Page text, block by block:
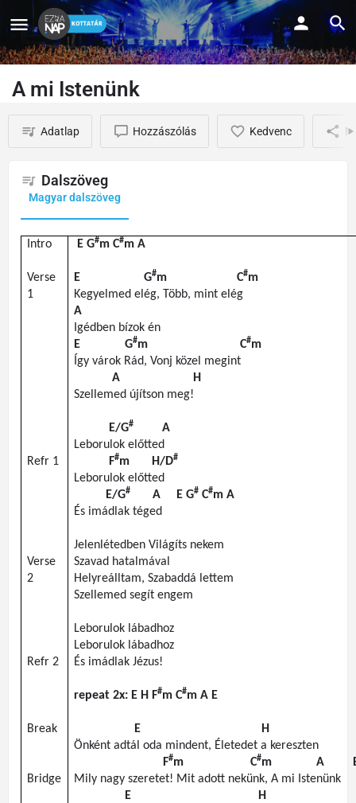
A mi Istenünk
Adatlap Hozzászólás Kedvenc
Dalszöveg
Magyar dalszöveg
Intro
Verse
1
Refr 1
Verse
2
Refr 2
Break
Bridge
EG#m C#m A
EG#m C#m
Kegyelmed elég, Több, mintelég
A
Igédben bízok én
EG#m C#m
Így várok Rád,Vonj közel megint
A H
Szellemed újítson meg!
E/G#
A
Leborulok előtted
F#m H/D#
Leborulok előtted
E/G# A E G# C#m A
És imádlak téged
Jelenlétedben Világíts nekem
Szavad hatalmával
Helyreálltam,Szabaddá lettem
Szellemed segít engem
Leborulok lábadhoz
Leborulok lábadhoz
És imádlak Jézus!
repeat 2x: E H F#m C#m A E
E H
Önként adtál oda mindent, Életedet a kereszten
F#m C#m A
Mily nagy szeretet! Mit adott nekünk, A mi Istenünk
E H